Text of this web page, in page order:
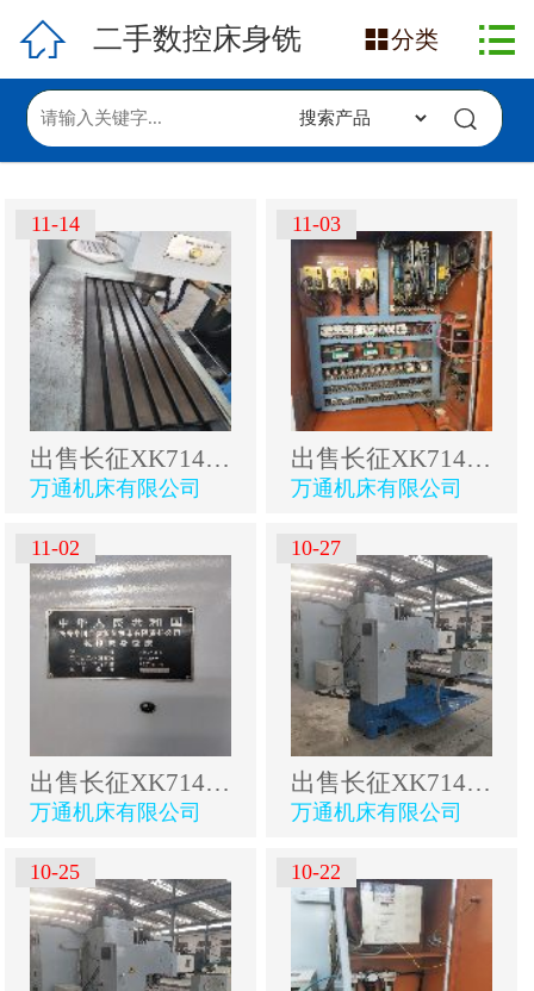
网站首页
在售产品
求购信息
发布供应
 二手数控床身铣 分类 
11-14
出售长征XK714B数控床身铣
万通机床有限公司
11-03
出售长征XK714B数控床身铣
万通机床有限公司
11-02
出售长征XK714B数控床身铣
万通机床有限公司
10-27
出售长征XK714B数控床身铣
万通机床有限公司
10-25 10-22